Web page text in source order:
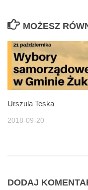
MOŻESZ
Urszula Teska
2018-09-20
DODAJ